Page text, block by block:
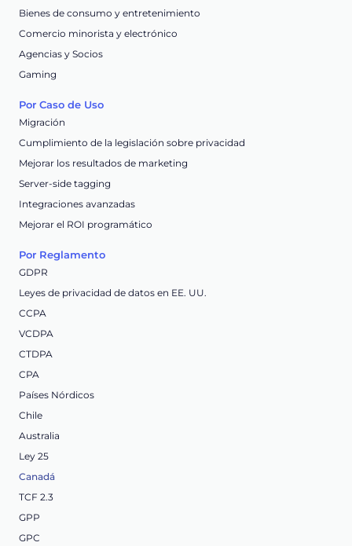
Bienes de consumo y entretenimiento
Comercio minorista y electrónico
Agencias y Socios
Gaming
Por Caso de Uso
Migración
Cumplimiento de la legislación sobre privacidad
Mejorar los resultados de marketing
Server-side tagging
Integraciones avanzadas
Mejorar el ROI programático
Por Reglamento
GDPR
Leyes de privacidad de datos en EE. UU.
CCPA
VCDPA
CTDPA
CPA
Países Nórdicos
Chile
Australia
Ley 25
Canadá
TCF 2.3
GPP
GPC